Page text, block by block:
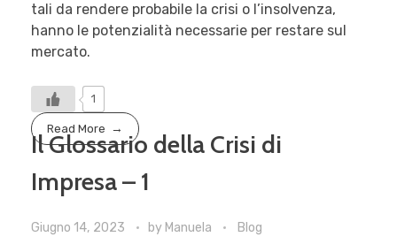
tali da rendere probabile la crisi o l’insolvenza,
hanno le potenzialità necessarie per restare sul
mercato.
1
Read More
Il Glossario della Crisi di
Impresa – 1
Giugno 14, 2023 by Manuela Blog